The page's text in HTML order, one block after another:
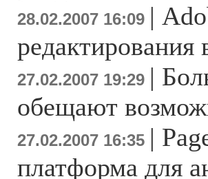
28.02.2007 16:09 |
редактирования
27.02.2007 19:29 |
обещают
27.02.2007 16:35 |
платформа для